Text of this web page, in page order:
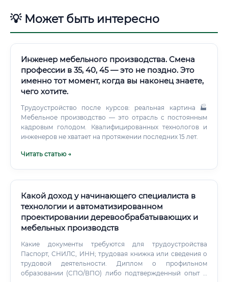
💡 Может быть интересно
Инженер мебельного производства. Смена
профессии в 35, 40, 45 — это не поздно. Это
именно тот момент, когда вы наконец знаете,
чего хотите.
Трудоустройство после курсов: реальная картина 🏭
Мебельное производство — это отрасль с постоянным
кадровым голодом. Квалифицированных технологов и
инженеров не хватает на протяжении последних 15 лет.
Читать статью →
Какой доход у начинающего специалиста в
технологии и автоматизированном
проектировании деревообрабатывающих и
мебельных производств
Какие документы требуются для трудоустройства
Паспорт, СНИЛС, ИНН; трудовая книжка или сведения о
трудовой деятельности. Диплом о профильном
образовании (СПО/ВПО) либо подтвержденный опыт и